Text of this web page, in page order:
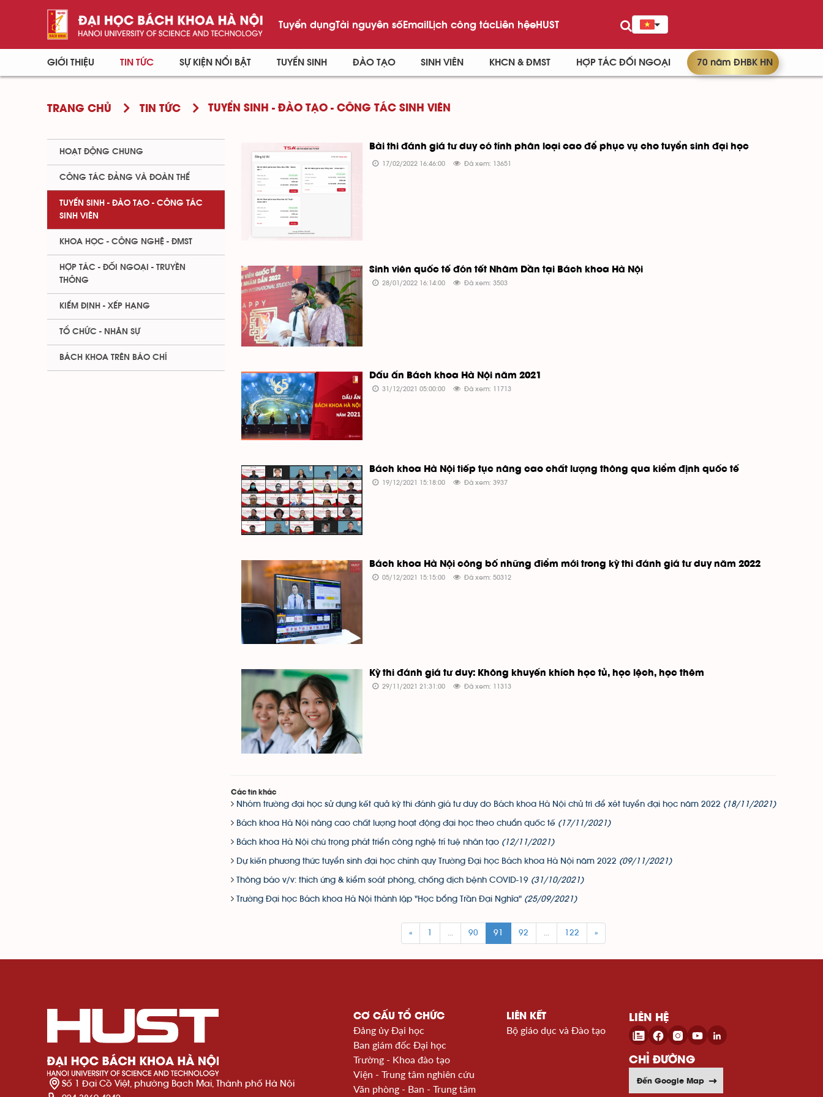
Tuyển dụngTài nguyên sốEmailLịch công tácLiên hệeHUST
GIỚI THIỆU TIN TỨC SỰ KIỆN NỔI BẬT TUYỂN SINH ĐÀO TẠO SINH VIÊN KHCN & ĐMST HỢP TÁC ĐỐI NGOẠI 70 năm ĐHBK HN
TRANG CHỦ TIN TỨC TUYỂN SINH - ĐÀO TẠO - CÔNG TÁC SINH VIÊN
Bài thi đánh giá tư duy có tính phân loại cao để phục vụ cho tuyển sinh đại học
17/02/2022 16:46:00 Đã xem: 13651
Sinh viên quốc tế đón tết Nhâm Dần tại Bách khoa Hà Nội
28/01/2022 16:14:00 Đã xem: 3503
Dấu ấn Bách khoa Hà Nội năm 2021
31/12/2021 05:00:00 Đã xem: 11713
Bách khoa Hà Nội tiếp tục nâng cao chất lượng thông qua kiểm định quốc tế
19/12/2021 15:18:00 Đã xem: 3937
Bách khoa Hà Nội công bố những điểm mới trong kỳ thi đánh giá tư duy năm 2022
05/12/2021 15:15:00 Đã xem: 50312
Kỳ thi đánh giá tư duy: Không khuyến khích học tủ, học lệch, học thêm
29/11/2021 21:31:00 Đã xem: 11313
Các tin khác
Nhóm trường đại học sử dụng kết quả kỳ thi đánh giá tư duy do Bách khoa Hà Nội chủ trì để xét tuyển đại học năm 2022 (18/11/2021)
Bách khoa Hà Nội nâng cao chất lượng hoạt động đại học theo chuẩn quốc tế (17/11/2021)
Bách khoa Hà Nội chú trọng phát triển công nghệ trí tuệ nhân tạo (12/11/2021)
Dự kiến phương thức tuyển sinh đại học chính quy Trường Đại học Bách khoa Hà Nội năm 2022 (09/11/2021)
Thông báo v/v: thích ứng & kiểm soát phòng, chống dịch bệnh COVID-19 (31/10/2021)
Trường Đại học Bách khoa Hà Nội thành lập "Học bổng Trần Đại Nghĩa" (25/09/2021)
« ... 90 91 92 ... 122 »
HOẠT ĐỘNG CHUNG
CÔNG TÁC ĐẢNG VÀ ĐOÀN THỂ
TUYỂN SINH - ĐÀO TẠO - CÔNG TÁC
SINH VIÊN
KHOA HỌC - CÔNG NGHỆ - ĐMST
HỢP TÁC - ĐỐI NGOẠI - TRUYỀN
THÔNG
KIỂM ĐỊNH - XẾP HẠNG
TỔ CHỨC - NHÂN SỰ
BÁCH KHOA TRÊN BÁO CHÍ
Số 1 Đại Cồ Việt, phường Bạch Mai, Thành phố Hà Nội
CƠ CẤU TỔ CHỨC
Đảng ủy Đại học
Ban giám đốc Đại học
Trường - Khoa đào tạo
Viện - Trung tâm nghiên cứu
Văn phòng - Ban - Trung tâm
LIÊN KẾT
Bộ giáo dục và Đào tạo
LIÊN HỆ
CHỈ ĐƯỜNG
Đến Google Map